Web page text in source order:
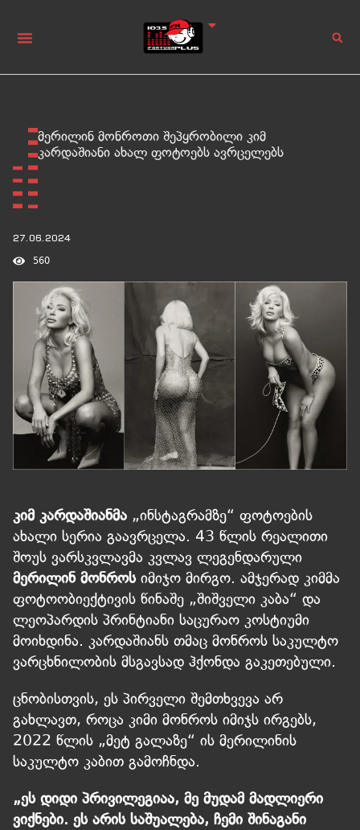
მერილინ მონროთი შეპყრობილი კიმ
კარდაშიანი ახალ ფოტოებს ავრცელებს
27.06.2024
560
კიმ კარდაშიანმა „ინსტაგრამზე“ ფოტოების
ახალი სერია გაავრცელა. 43 წლის რეალითი
შოუს ვარსკვლავმა კვლავ ლეგენდარული
მერილინ მონროსიმიჯო მირგო. ამჯერად კიმმა
ფოტოობიექტივის წინაშე „შიშველი კაბა“ და
ლეოპარდის პრინტიანი საცურაო კოსტიუმი
მოიხდინა. კარდაშიანს თმაც მონროს საკულტო
ვარცხნილობის მსგავსად ჰქონდა გაკეთებული.
ცნობისთვის, ეს პირველი შემთხვევა არ
გახლავთ, როცა კიმი მონროს იმიჯს ირგებს,
2022 წლის „მეტ გალაზე“ ის მერილინის
საკულტო კაბით გამოჩნდა.
„ეს დიდი პრივილეგიაა, მე მუდამ მადლიერი
ვიქნები. ეს არის საშუალება, ჩემი შინაგანი